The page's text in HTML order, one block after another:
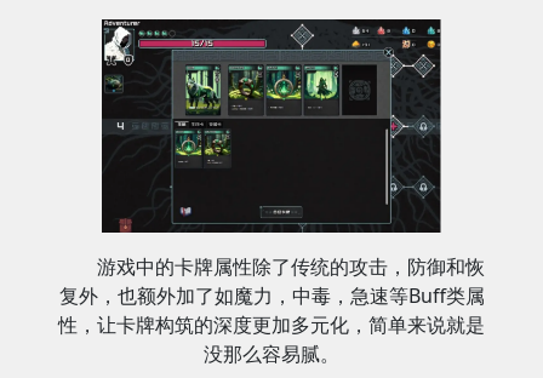
游戏中的卡牌属性除了传统的攻击，防御和恢
复外，也额外加了如魔力，中毒，急速等Buff类属
性，让卡牌构筑的深度更加多元化，简单来说就是
没那么容易腻。